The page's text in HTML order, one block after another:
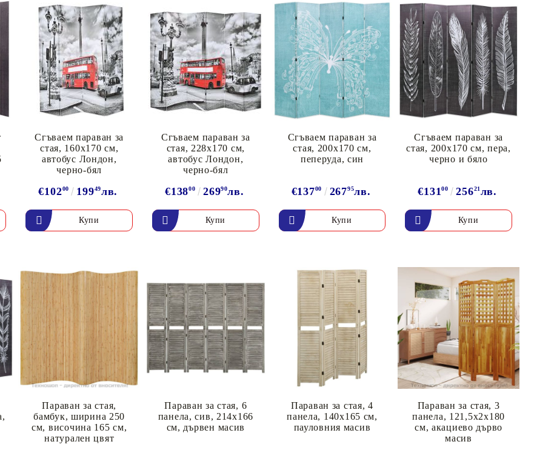
Сгъваем параван за
стая, 160x170 см,
автобус Лондон,
черно-бял
€10200 19949лв.
Сгъваем параван за
стая, 228x170 см,
автобус Лондон,
черно-бял
€13800 26990лв.
Сгъваем параван за
стая, 200x170 см,
пеперуда, син
€13700 26795лв.
Сгъваем параван за
стая, 200x170 см, пера,
черно и бяло
€13100 25621лв.
Параван за стая,
бамбук, ширина 250
см, височина 165 см,
натурален цвят
Параван за стая, 6
панела, сив, 214x166
cм, дървен масив
Параван за стая, 4
панела, 140x165 cм,
пауловния масив
Параван за стая, 3
панела, 121,5x2x180
cм, акациево дърво
масив